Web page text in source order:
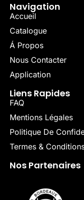
Navigation
Accueil
Catalogue
Á Propos
Nous Contacter
Application
Liens Rapides
FAQ
Mentions Légales
Politique De
Termes &
Nos Partenaires